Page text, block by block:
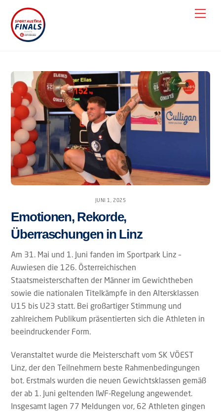
content
JUNI 1, 2025
Emotionen, Rekorde,
Überraschungen in Linz
Am 31. Mai und 1. Juni fanden im Sportpark Linz –
Auwiesen die 126. Österreichischen
Staatsmeisterschaften der Männer im Gewichtheben
sowie die nationalen Titelkämpfe in den Altersklassen
U15 bis U23 statt. Bei großartiger Stimmung und
zahlreichem Publikum präsentierten sich die Athleten in
beeindruckender Form.
Veranstaltet wurde die Meisterschaft vom SK VÖEST
Linz, der den Teilnehmern beste Rahmenbedingungen
bot. Erstmals wurden die neuen Gewichtsklassen gemäß
der ab 1. Juni geltenden IWF-Regelung angewendet.
Insgesamt lagen 77 Meldungen vor, 62 Athleten gingen